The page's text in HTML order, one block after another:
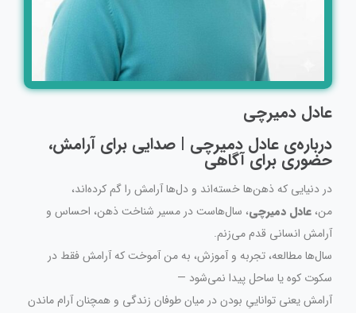
عادل دمیرچی
درباره‌ی عادل دمیرچی | صدایی برای آرامش،
حضوری برای آگاهی
در دنیایی که ذهن‌ها خسته‌اند و دل‌ها آرامش را گم کرده‌اند،
من، عادل دمیرچی، سال‌هاست در مسیر شناخت ذهن، احساس و
آرامش انسانی قدم می‌زنم.
سال‌ها مطالعه، تجربه و آموزش، به من آموخت که آرامش فقط در
سکوت کوه یا ساحل پیدا نمی‌شود —
آرامش یعنی تواناییِ بودن در میان طوفان زندگی و همچنان آرام ماندن